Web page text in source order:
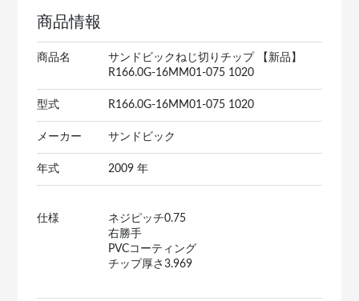
商品情報
商品名
サンドビックねじ切りチップ 【新品】
R166.0G-16MM01-075 1020
型式 R166.0G-16MM01-075 1020
メーカー サンドビック
年式 2009 年
仕様
ネジピッチ0.75
右勝手
PVCコーティング
チップ厚さ3.969